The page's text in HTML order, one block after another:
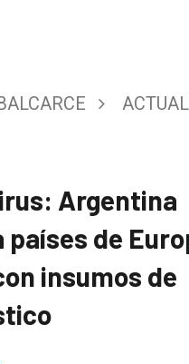
Argentina
países de
insumos de